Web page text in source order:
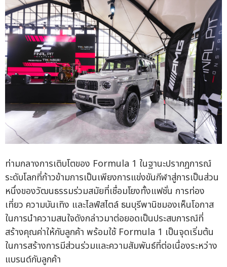
ท่ามกลางการเติบโตของ Formula 1 ในฐานะปรากฏการณ์
ระดับโลกที่ก้าวข้ามการเป็นเพียงการแข่งขันกีฬาสู่การเป็นส่วน
หนึ่งของวัฒนธรรมร่วมสมัยที่เชื่อมโยงทั้งแฟชั่น การท่อง
เที่ยว ความบันเทิง และไลฟ์สไตล์ ธนบุรีพานิชมองเห็นโอกาส
ในการนำความสนใจดังกล่าวมาต่อยอดเป็นประสบการณ์ที่
สร้างคุณค่าให้กับลูกค้า พร้อมใช้ Formula 1 เป็นจุดเริ่มต้น
ในการสร้างการมีส่วนร่วมและความสัมพันธ์ที่ต่อเนื่องระหว่าง
แบรนด์กับลูกค้า